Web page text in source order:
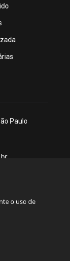
Paulo
o uso de